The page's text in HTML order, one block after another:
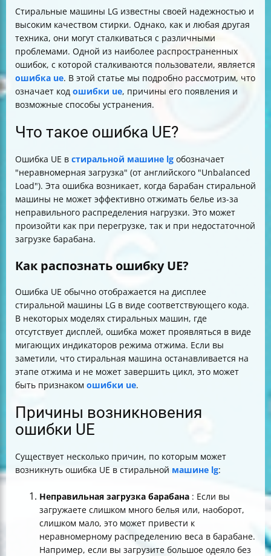
Стиральные машины LG известны своей надежностью и
высоким качеством стирки. Однако, как и любая другая
техника, они могут сталкиваться с различными
проблемами. Одной из наиболее распространенных
ошибок, с которой сталкиваются пользователи, является
ошибка ue. В этой статье мы подробно рассмотрим, что
означает код ошибки ue, причины его появления и
возможные способы устранения.
Что такое ошибка UE?
Ошибка UE в стиральной машине lg обозначает
"неравномерная загрузка" (от английского "Unbalanced
Load"). Эта ошибка возникает, когда барабан стиральной
машины не может эффективно отжимать белье из-за
неправильного распределения нагрузки. Это может
произойти как при перегрузке, так и при недостаточной
загрузке барабана.
Как распознать ошибку UE?
Ошибка UE обычно отображается на дисплее
стиральной машины LG в виде соответствующего кода.
В некоторых моделях стиральных машин, где
отсутствует дисплей, ошибка может проявляться в виде
мигающих индикаторов режима отжима. Если вы
заметили, что стиральная машина останавливается на
этапе отжима и не может завершить цикл, это может
быть признаком ошибки ue.
Причины возникновения
ошибки UE
Существует несколько причин, по которым может
возникнуть ошибка UE в стиральной машине lg:
Неправильная загрузка барабана : Если вы
загружаете слишком много белья или, наоборот,
слишком мало, это может привести к
неравномерному распределению веса в барабане.
Например, если вы загрузите большое одеяло без